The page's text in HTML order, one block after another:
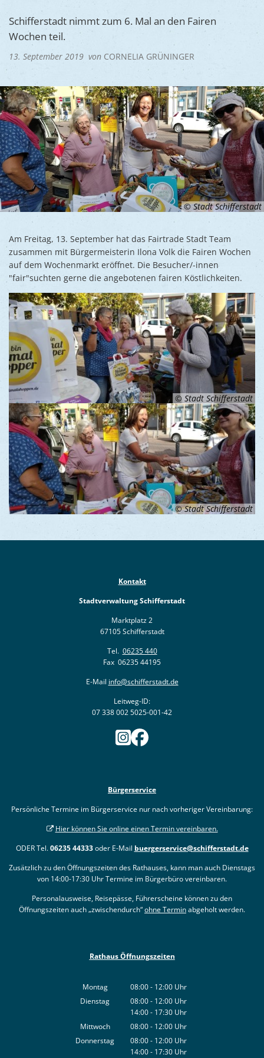
Ukraine
Schifferstadt nimmt zum 6. Mal an den Fairen
Wochen teil.
13. September 2019 von CORNELIA GRÜNINGER
© Stadt Schifferstadt
Am Freitag, 13. September hat das Fairtrade Stadt Team
zusammen mit Bürgermeisterin Ilona Volk die Fairen Wochen
auf dem Wochenmarkt eröffnet. Die Besucher/-innen
"fair"suchten gerne die angebotenen fairen Köstlichkeiten.
© Stadt Schifferstadt
© Stadt Schifferstadt
Kontakt
Stadtverwaltung Schifferstadt
Marktplatz 2
67105 Schifferstadt
Tel. 06235 440
Fax 06235 44195
E-Mail info@schifferstadt.de
Leitweg-ID:
07 338 002 5025-001-42
Bürgerservice
Persönliche Termine im Bürgerservice nur nach vorheriger Vereinbarung:
Hier können Sie online einen Termin vereinbaren.
ODER Tel.06235 44333oder E-Mail buergerservice@schifferstadt.de
Zusätzlich zu den Öffnungszeiten des Rathauses, kann man auch Dienstags
von 14:00-17:30 Uhr Termine im Bürgerbüro vereinbaren.
Personalausweise, Reisepässe, Führerscheine können zu den
Öffnungszeiten auch „zwischendurch“ohne Terminabgeholt werden.
Rathaus Öffnungszeiten
Montag 08:00- 12:00 Uhr
Von 08:00 bis 12:00 Uhr
Dienstag 08:00- 12:00 Uhr
Von 08:00 bis 12:00 Uhr
14:00- 17:30 Uhr
Von 14:00 bis 17:30 Uhr
Mittwoch 08:00- 12:00 Uhr
Von 08:00 bis 12:00 Uhr
Donnerstag 08:00- 12:00 Uhr
Von 08:00 bis 12:00 Uhr
14:00- 17:30 Uhr